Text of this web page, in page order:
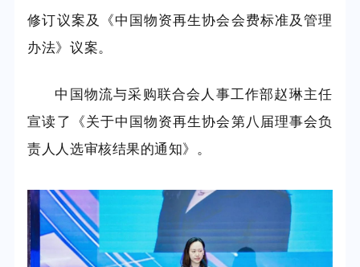
修订议案及《中国物资再生协会会费标准及管理
办法》议案。
中国物流与采购联合会人事工作部赵琳主任
宣读了《关于中国物资再生协会第八届理事会负
责人人选审核结果的通知》。